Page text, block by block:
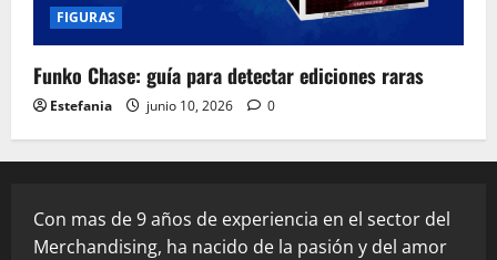
FIGURAS
Funko Chase: guía para detectar ediciones raras
Estefania junio 10, 2026 0
Con mas de 9 años de experiencia en el sector del
Merchandising, ha nacido de la pasión y del amor